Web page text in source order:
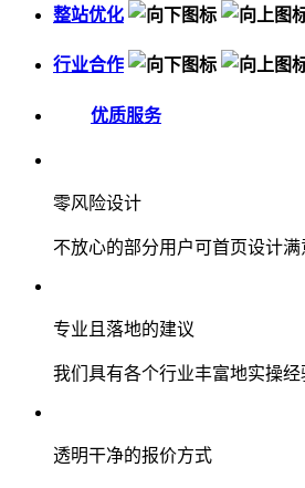
整站优化
行业合作
优质服务
零风险设计
不放心的部分用户可首页设计
专业且落地的建议
我们具有各个行业丰富地实操
透明干净的报价方式